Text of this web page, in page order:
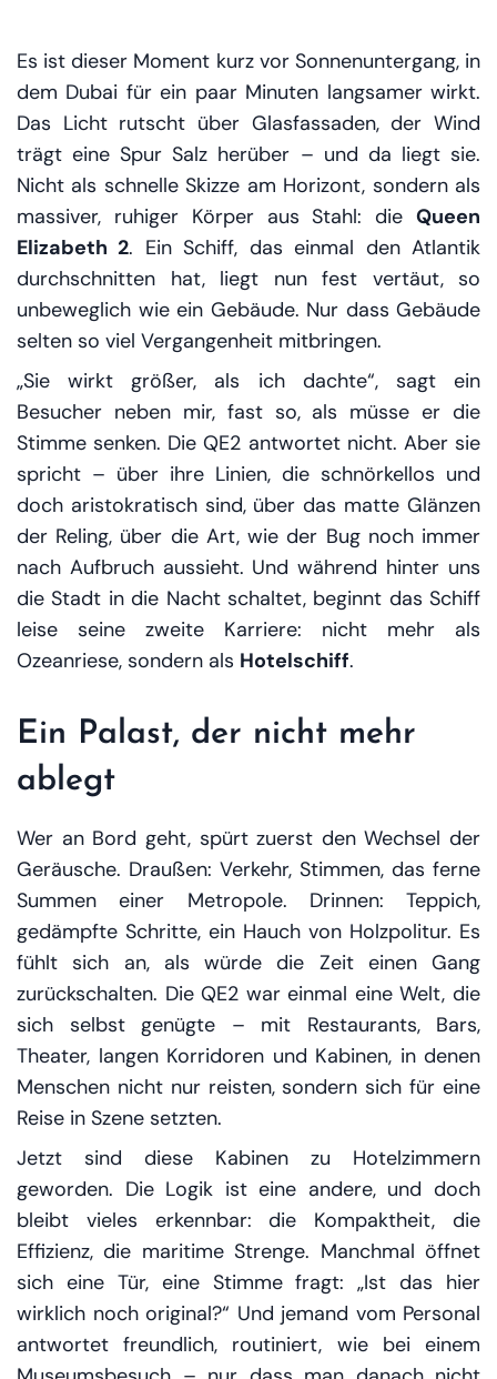
Es ist dieser Moment kurz vor Sonnenuntergang, in
dem Dubai für ein paar Minuten langsamer wirkt.
Das Licht rutscht über Glasfassaden, der Wind
trägt eine Spur Salz herüber – und da liegt sie.
Nicht als schnelle Skizze am Horizont, sondern als
massiver, ruhiger Körper aus Stahl: die Queen
Elizabeth 2. Ein Schiff, das einmal den Atlantik
durchschnitten hat, liegt nun fest vertäut, so
unbeweglich wie ein Gebäude. Nur dass Gebäude
selten so viel Vergangenheit mitbringen.
„Sie wirkt größer, als ich dachte“, sagt ein
Besucher neben mir, fast so, als müsse er die
Stimme senken. Die QE2 antwortet nicht. Aber sie
spricht – über ihre Linien, die schnörkellos und
doch aristokratisch sind, über das matte Glänzen
der Reling, über die Art, wie der Bug noch immer
nach Aufbruch aussieht. Und während hinter uns
die Stadt in die Nacht schaltet, beginnt das Schiff
leise seine zweite Karriere: nicht mehr als
Ozeanriese, sondern als Hotelschiff.
Ein Palast, der nicht mehr
ablegt
Wer an Bord geht, spürt zuerst den Wechsel der
Geräusche. Draußen: Verkehr, Stimmen, das ferne
Summen einer Metropole. Drinnen: Teppich,
gedämpfte Schritte, ein Hauch von Holzpolitur. Es
fühlt sich an, als würde die Zeit einen Gang
zurückschalten. Die QE2 war einmal eine Welt, die
sich selbst genügte – mit Restaurants, Bars,
Theater, langen Korridoren und Kabinen, in denen
Menschen nicht nur reisten, sondern sich für eine
Reise in Szene setzten.
Jetzt sind diese Kabinen zu Hotelzimmern
geworden. Die Logik ist eine andere, und doch
bleibt vieles erkennbar: die Kompaktheit, die
Effizienz, die maritime Strenge. Manchmal öffnet
sich eine Tür, eine Stimme fragt: „Ist das hier
wirklich noch original?“ Und jemand vom Personal
antwortet freundlich, routiniert, wie bei einem